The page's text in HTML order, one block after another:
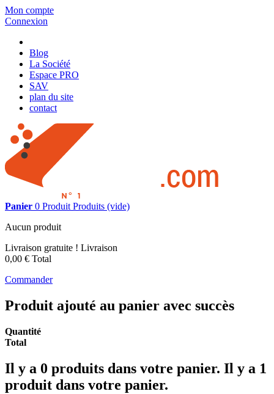
Mon compte
Connexion
Blog
La Société
Espace PRO
SAV
plan du site
contact
Panier 0 Produit Produits (vide)
Aucun produit
Livraison gratuite ! Livraison
0,00 € Total
Commander
Produit ajouté au panier avec succès
Quantité
Total
Il y a 0 produits dans votre panier. Il y a 1
produit dans votre panier.